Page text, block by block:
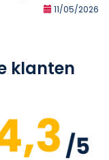
11/05/2026
klanten